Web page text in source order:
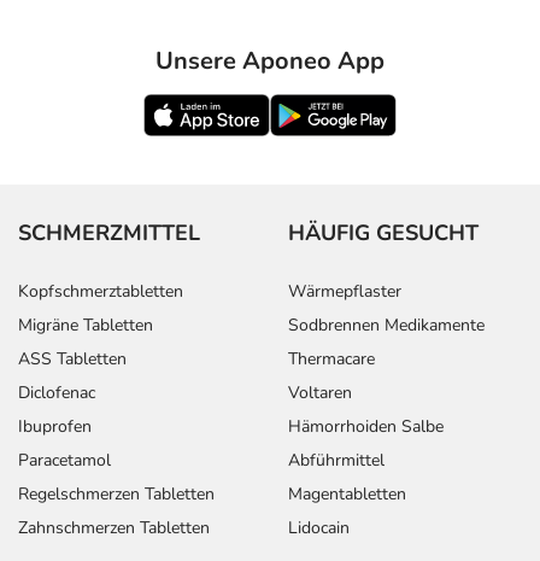
Unsere Aponeo App
SCHMERZMITTEL
Kopfschmerztabletten
Migräne Tabletten
ASS Tabletten
Diclofenac
Ibuprofen
Paracetamol
Regelschmerzen Tabletten
Zahnschmerzen Tabletten
HÄUFIG GESUCHT
Wärmepflaster
Sodbrennen Medikamente
Thermacare
Voltaren
Hämorrhoiden Salbe
Abführmittel
Magentabletten
Lidocain